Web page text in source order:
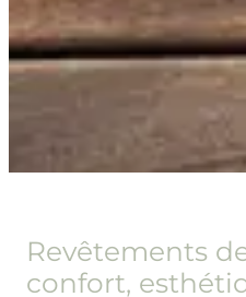
Revêtements
confort,